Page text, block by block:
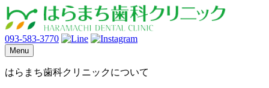
093-583-3770
Menu
はらまち歯科クリニックについて